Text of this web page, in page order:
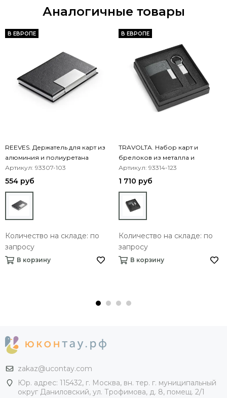
Аналогичные товары
В ЕВРОПЕ
REEVES. Держатель для карт из
алюминия и полиуретана
Артикул: 93307-103
554 руб
Количество на складе: по
запросу
В корзину
В ЕВРОПЕ
TRAVOLTA. Набор карт и
брелоков из металла и
полиуретана
Артикул: 93314-123
1 710 руб
Количество на складе: по
запросу
В корзину
zakaz@ucontay.com
Юр. адрес: 115432, г. Москва, вн. тер. г. муниципальный
округ Даниловский, ул. Трофимова, д. 8, помещ. 2/1